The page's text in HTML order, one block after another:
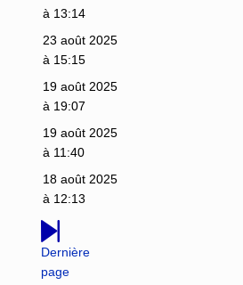
à 13:14
23 août 2025
à 15:15
19 août 2025
à 19:07
19 août 2025
à 11:40
18 août 2025
à 12:13
Dernière
page